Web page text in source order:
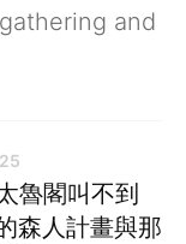
and
魯閣叫不到
森人計畫與那